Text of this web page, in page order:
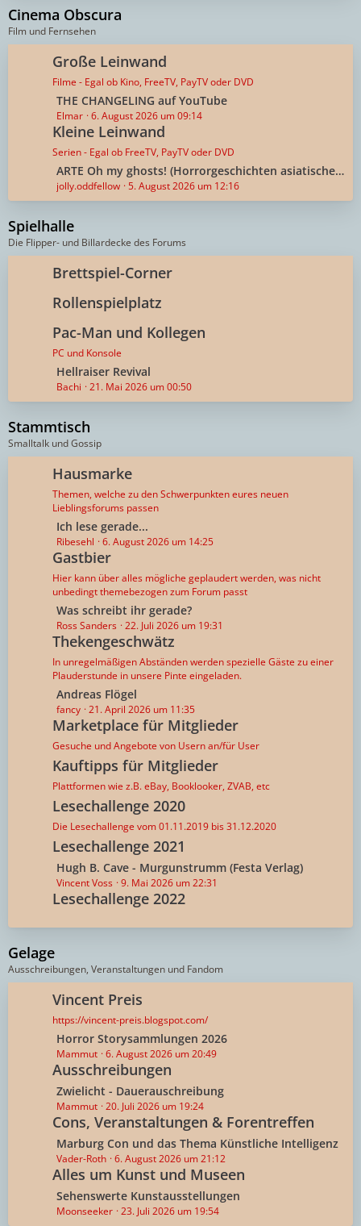
r
ä
g
e
e
i
r
ä
g
e
t
e
B
e
i
ä
g
e
Cinema Obscura
Film und Fernsehen
Große Leinwand
Filme - Egal ob Kino, FreeTV, PayTV oder DVD
L
e
t
z
e
B
i
t
ä
g
e
THE CHANGELING auf YouTube
Elmar 6. August 2026 um 09:14
Kleine Leinwand
Serien - Egal ob FreeTV, PayTV oder DVD
L
e
t
t
e
B
e
i
r
ä
g
e
ARTE Oh my ghosts! (Horrorgeschichten asiatischer Geister)
jolly.oddfellow 5. August 2026 um 12:16
Spielhalle
Die Flipper- und Billardecke des Forums
Brettspiel-Corner
Rollenspielplatz
Pac-Man und Kollegen
PC und Konsole
L
e
t
t
e
B
e
i
t
ä
g
e
Hellraiser Revival
Bachi 21. Mai 2026 um 00:50
Stammtisch
Smalltalk und Gossip
Hausmarke
Themen, welche zu den Schwerpunkten eures neuen
Lieblingsforums passen
L
e
t
z
t
e
B
e
i
t
ä
g
e
Ich lese gerade...
Ribesehl 6. August 2026 um 14:25
Gastbier
Hier kann über alles mögliche geplaudert werden, was nicht
unbedingt themebezogen zum Forum passt
L
e
t
z
t
e
B
e
i
r
ä
g
e
Was schreibt ihr gerade?
Ross Sanders 22. Juli 2026 um 19:31
Thekengeschwätz
In unregelmäßigen Abständen werden spezielle Gäste zu einer
Plauderstunde in unsere Pinte eingeladen.
L
e
t
z
t
e
B
e
i
t
r
ä
g
e
Andreas Flögel
fancy 21. April 2026 um 11:35
Marketplace für Mitglieder
Gesuche und Angebote von Usern an/für User
Kauftipps für Mitglieder
Plattformen wie z.B. eBay, Booklooker, ZVAB, etc
Lesechallenge 2020
Die Lesechallenge vom 01.11.2019 bis 31.12.2020
Lesechallenge 2021
L
e
t
t
e
B
e
i
t
r
ä
g
e
Hugh B. Cave - Murgunstrumm (Festa Verlag)
Vincent Voss 9. Mai 2026 um 22:31
Lesechallenge 2022
Gelage
Ausschreibungen, Veranstaltungen und Fandom
Vincent Preis
https://vincent-preis.blogspot.com/
L
e
t
z
e
e
i
t
r
ä
Horror Storysammlungen 2026
Mammut 6. August 2026 um 20:49
Ausschreibungen
L
e
t
z
e
e
Zwielicht - Dauerauschreibung
Mammut 20. Juli 2026 um 19:24
Cons, Veranstaltungen & Forentreffen
L
e
t
z
Marburg Con und das Thema Künstliche Intelligenz
Vader-Roth 6. August 2026 um 21:12
Alles um Kunst und Museen
L
e
Sehenswerte Kunstausstellungen
Moonseeker 23. Juli 2026 um 19:54